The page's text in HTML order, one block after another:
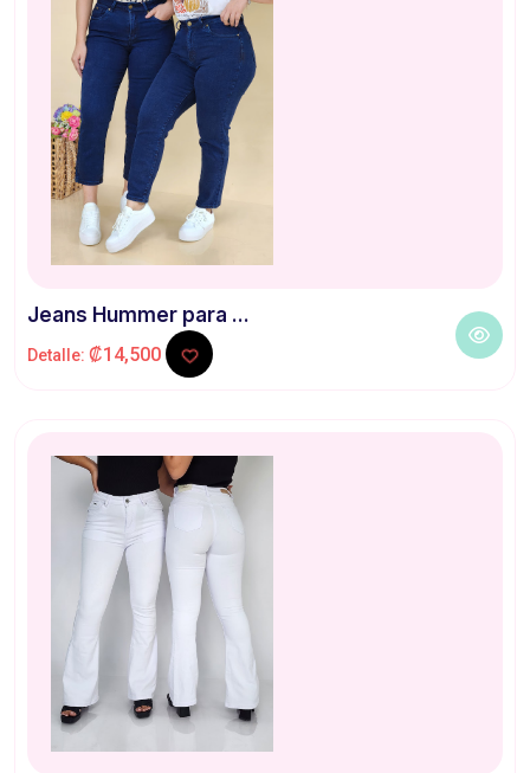
Jeans Hummer para ...
Detalle: ₡14,500